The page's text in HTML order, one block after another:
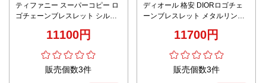
ティファニー スーパーコピー ロ
ゴチェーンブレスレット シルバ
11100円
販売個数3件
ディオール 格安 DIORロゴチェ
ーンブレスレット メタルリンク
11700円
販売個数3件